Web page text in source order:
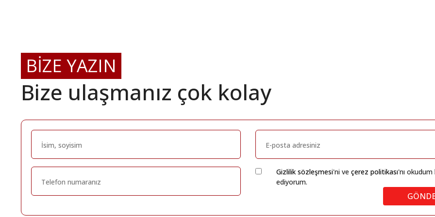
BİZE YAZIN
Bize ulaşmanız çok kolay
Gizlilik sözleşmesi'ni ve çerez politikası'nı okudum
ediyorum.